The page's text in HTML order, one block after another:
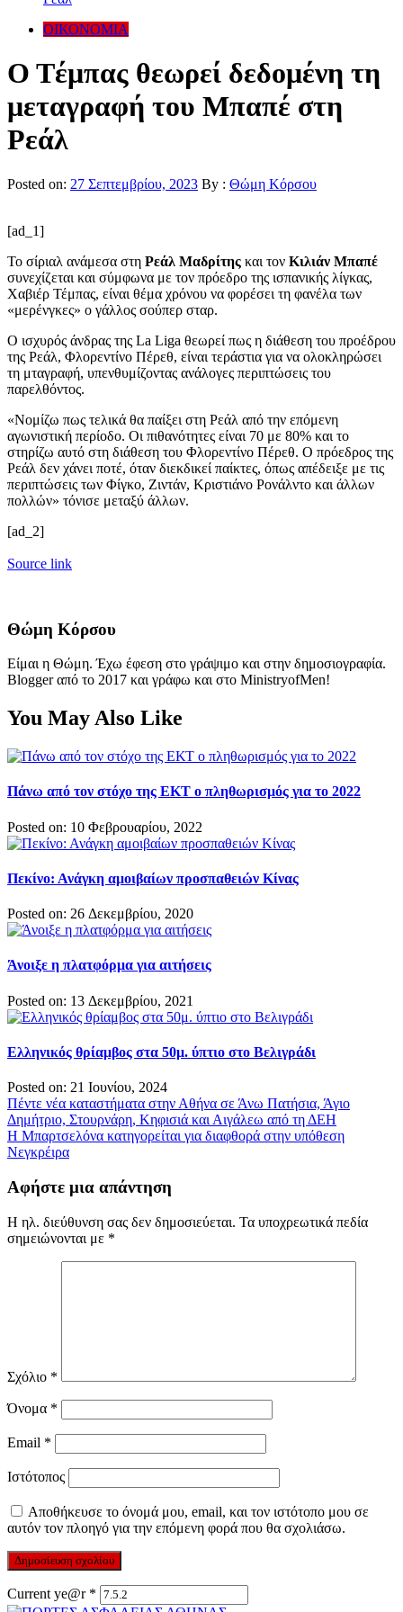
ΟΙΚΟΝΟΜΙΑ
O Tέμπας θεωρεί δεδομένη τη
μεταγραφή του Μπαπέ στη
Ρεάλ
Posted on: 27 Σεπτεμβρίου, 2023 By : Θώμη Κόρσου
[ad_1]
Το σίριαλ ανάμεσα στη Ρεάλ Μαδρίτης και τον Κιλιάν Μπαπέ
συνεχίζεται και σύμφωνα με τον πρόεδρο της ισπανικής λίγκας,
Χαβιέρ Τέμπας, είναι θέμα χρόνου να φορέσει τη φανέλα των
«μερένγκες» ο γάλλος σούπερ σταρ.
Ο ισχυρός άνδρας της La Liga θεωρεί πως η διάθεση του προέδρου
της Ρεάλ, Φλορεντίνο Πέρεθ, είναι τεράστια για να ολοκληρώσει
τη μταγραφή, υπενθυμίζοντας ανάλογες περιπτώσεις του
παρελθόντος.
«Νομίζω πως τελικά θα παίξει στη Ρεάλ από την επόμενη
αγωνιστική περίοδο. Οι πιθανότητες είναι 70 με 80% και το
στηρίζω αυτό στη διάθεση του Φλορεντίνο Πέρεθ. Ο πρόεδρος της
Ρεάλ δεν χάνει ποτέ, όταν διεκδικεί παίκτες, όπως απέδειξε με τις
περιπτώσεις των Φίγκο, Ζιντάν, Κριστιάνο Ρονάλντο και άλλων
πολλών» τόνισε μεταξύ άλλων.
[ad_2]
Source link
Θώμη Κόρσου
Είμαι η Θώμη. Έχω έφεση στο γράψιμο και στην δημοσιογραφία.
Blogger από το 2017 και γράφω και στο MinistryofMen!
You May Also Like
Πάνω από τον στόχο της ΕΚΤ ο πληθωρισμός για το 2022
Posted on: 10 Φεβρουαρίου, 2022
Πεκίνο: Ανάγκη αμοιβαίων προσπαθειών Κίνας
Posted on: 26 Δεκεμβρίου, 2020
Άνοιξε η πλατφόρμα για αιτήσεις
Posted on: 13 Δεκεμβρίου, 2021
Ελληνικός θρίαμβος στα 50μ. ύπτιο στο Βελιγράδι
Posted on: 21 Ιουνίου, 2024
Πλοήγηση
άρθρων
Πέντε νέα καταστήματα στην Αθήνα σε Άνω Πατήσια, Άγιο
Δημήτριο, Στουρνάρη, Κηφισιά και Αιγάλεω από τη ΔΕΗ
Η Μπαρτσελόνα κατηγορείται για διαφθορά στην υπόθεση
Νεγκρέιρα
Αφήστε μια απάντηση
Η ηλ. διεύθυνση σας δεν δημοσιεύεται. Τα υποχρεωτικά πεδία
σημειώνονται με *
Σχόλιο *
Όνομα *
Email *
Ιστότοπος
Αποθήκευσε το όνομά μου, email, και τον ιστότοπο μου σε
αυτόν τον πλοηγό για την επόμενη φορά που θα σχολιάσω.
Current ye@r *